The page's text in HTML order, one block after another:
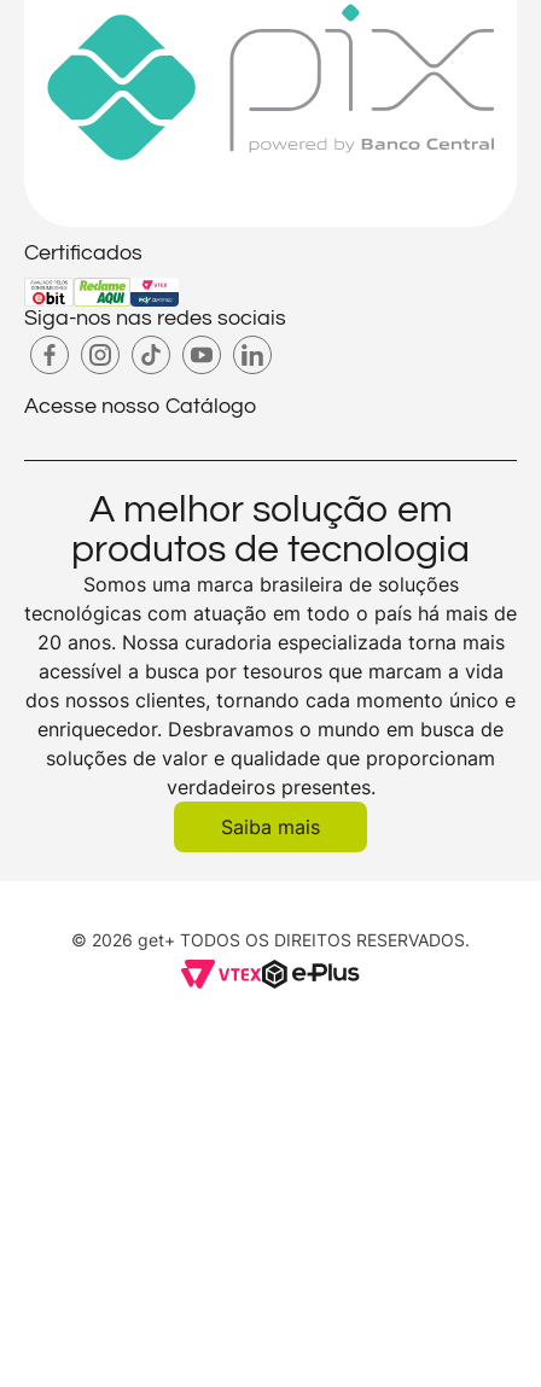
Certificados
Siga-nos nas redes sociais
Acesse nosso Catálogo
A melhor solução em
produtos de tecnologia
Somos uma marca brasileira de soluções
tecnológicas com atuação em todo o país há mais de
20 anos. Nossa curadoria especializada torna mais
acessível a busca por tesouros que marcam a vida
dos nossos clientes, tornando cada momento único e
enriquecedor. Desbravamos o mundo em busca de
soluções de valor e qualidade que proporcionam
verdadeiros presentes.
Saiba mais
© 2026 get+ TODOS OS DIREITOS RESERVADOS.